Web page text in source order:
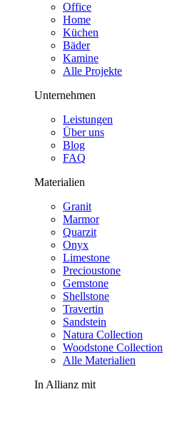
Office
Home
Küchen
Bäder
Kamine
Alle Projekte
Unternehmen
Leistungen
Über uns
Blog
FAQ
Materialien
Granit
Marmor
Quarzit
Onyx
Limestone
Precioustone
Gemstone
Shellstone
Travertin
Sandstein
Natura Collection
Woodstone Collection
Alle Materialien
In Allianz mit